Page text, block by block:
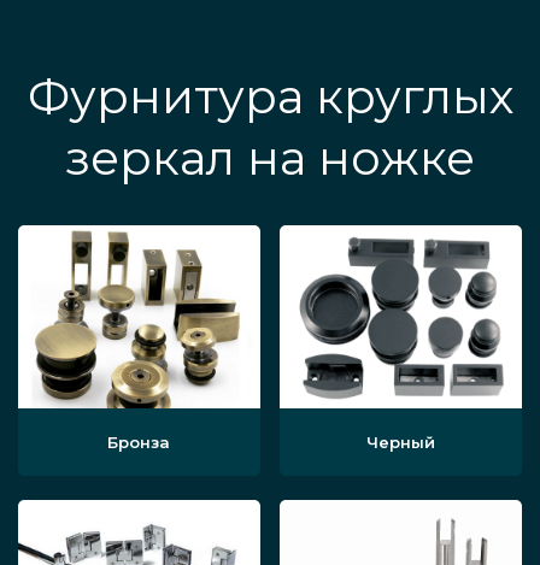
Фурнитура круглых
зеркал на ножке
Бронза Черный